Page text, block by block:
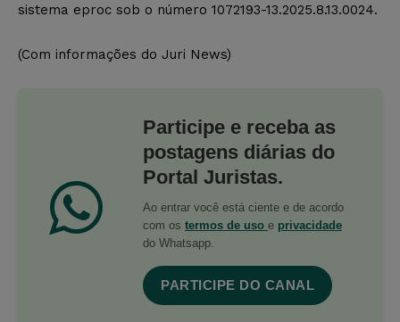
sistema eproc sob o número 1072193-13.2025.8.13.0024.
(Com informações do Juri News)
Participe e receba as
postagens diárias do
Portal Juristas.
Ao entrar você está ciente e de acordo
com os termos de uso e privacidade
do Whatsapp.
PARTICIPE DO CANAL